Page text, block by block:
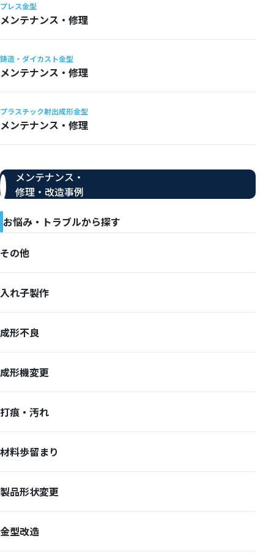
プレス金型
メンテナンス・修理
鋳造・ダイカスト金型
メンテナンス・修理
プラスチック射出成形金型
メンテナンス・修理
メンテナンス・
修理・改造事例
お悩み・トラブルから探す
その他
入れ子製作
成形不良
成形機変更
打痕・汚れ
材料歩留まり
製品形状変更
金型改造